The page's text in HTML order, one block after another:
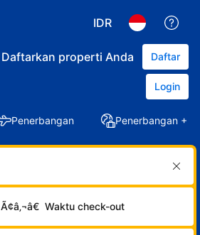
IDR
Daftarkan properti Anda Daftar
Login
Penerbangan Penerbangan +
Ã¢â‚¬â€ Waktu check-out